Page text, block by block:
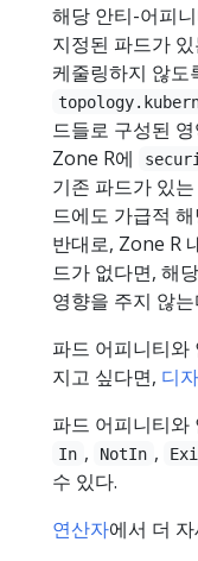
해당 안티-어피
지정된 파드가
케줄링하지 않도
드들로 구성된
Zone R에
기존 파드가 있
드에도 가급적
반대로, Zone R
드가 없다면, 해
영향을 주지 않는
파드 어피니티와
지고 싶다면, 디
파드 어피니티와
In , NotIn ,
수 있다.
연산자에서 더